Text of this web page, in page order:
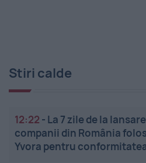
Stiri calde
12:22 - La 7 zile de la
companii din România
Yvora pentru